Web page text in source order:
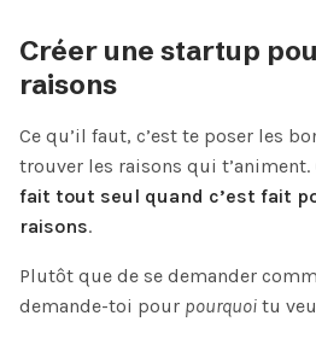
Créer une startup
raisons
Ce qu’il faut, c’est te poser les
trouver les raisons qui t’animent.
fait tout seul quand c’est fait
raisons.
Plutôt que de se demander
demande-toi pour pourquoi tu